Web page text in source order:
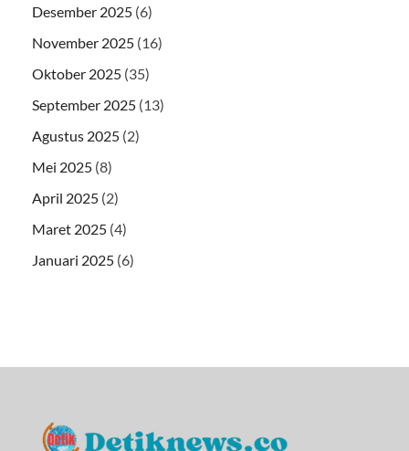
Desember 2025 (6)
November 2025 (16)
Oktober 2025 (35)
September 2025 (13)
Agustus 2025 (2)
Mei 2025 (8)
April 2025 (2)
Maret 2025 (4)
Januari 2025 (6)